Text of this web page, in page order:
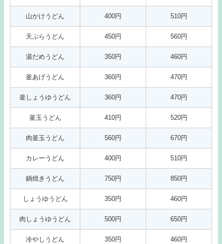
山かけうどん 400円 510円
天ぷらうどん 450円 560円
湯だめうどん 350円 460円
釜あげうどん 360円 470円
釜しょうゆうどん 360円 470円
釜玉うどん 410円 520円
肉釜玉うどん 560円 670円
カレーうどん 400円 510円
鍋焼きうどん 750円 850円
しょうゆうどん 350円 460円
肉しょうゆうどん 500円 650円
冷やしうどん 350円 460円